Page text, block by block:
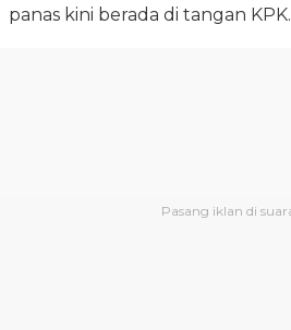
panas kini berada di tangan KPK.